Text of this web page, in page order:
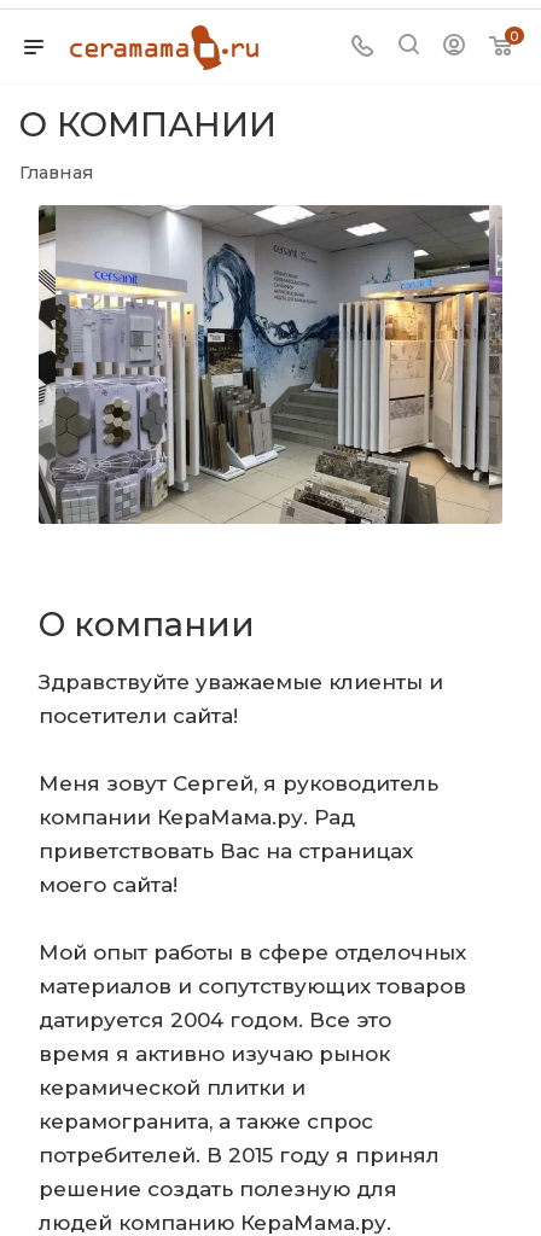
0
О КОМПАНИИ
Главная
О компании
Здравствуйте уважаемые клиенты и
посетители сайта!
Меня зовут Сергей, я руководитель
компании КераМама.ру. Рад
приветствовать Вас на страницах
моего сайта!
Мой опыт работы в сфере отделочных
материалов и сопутствующих товаров
датируется 2004 годом. Все это
время я активно изучаю рынок
керамической плитки и
керамогранита, а также спрос
потребителей. В 2015 году я принял
решение создать полезную для
людей компанию КераМама.ру.